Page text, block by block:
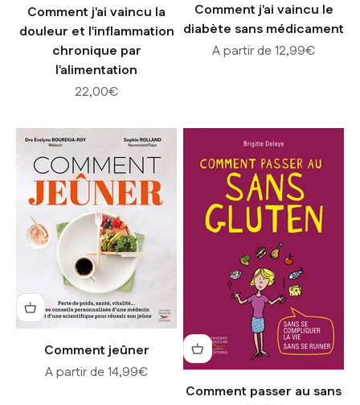
Comment j'ai vaincu la
douleur et l'inflammation
chronique par
l'alimentation
Prix de vente
22,00€
Comment j'ai vaincu le
diabète sans médicament
Prix de vente
A partir de 12,99€
Comment jeûner
Prix de vente
A partir de 14,99€
Comment passer au sans